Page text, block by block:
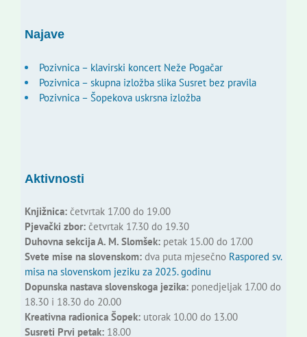
Najave
Pozivnica – klavirski koncert Neže Pogačar
Pozivnica – skupna izložba slika Susret bez pravila
Pozivnica – Šopekova uskrsna izložba
Aktivnosti
Knjižnica:četvrtak 17.00 do 19.00
Pjevački zbor:četvrtak 17.30 do 19.30
Duhovna sekcija A. M. Slomšek:petak 15.00 do 17.00
Svete mise na slovenskom:dva puta mjesečno Raspored sv.
misa na slovenskom jeziku za 2025. godinu
Dopunska nastava slovenskoga jezika:ponedjeljak 17.00 do
18.30 i 18.30 do 20.00
Kreativna radionica Šopek:utorak 10.00 do 13.00
Susreti Prvi petak:18.00